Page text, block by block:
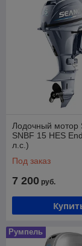
Лодочный мотор
SNBF 15 HES
л.с.)
Под заказ
7 200 руб.
Румпель